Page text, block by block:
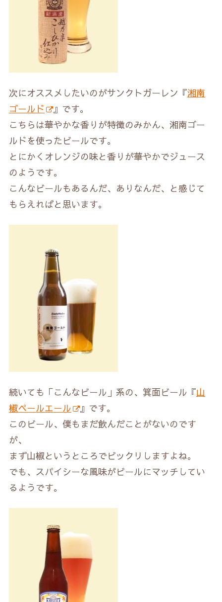
次にオススメしたいのがサンクトガーレン『湘南
ゴールド
』です。
こちらは華やかな香りが特徴のみかん、湘南ゴー
ルドを使ったビールです。
とにかくオレンジの味と香りが華やかでジュース
のようです。
こんなビールもあるんだ、ありなんだ、と感じて
もらえればと思います。
続いても「こんなビール」系の、箕面ビール『山
椒ペールエール
』です。
このビール、僕もまだ飲んだことがないのです
が、
まず山椒というところでビックリしますよね。
でも、スパイシーな風味がビールにマッチしてい
るようです。